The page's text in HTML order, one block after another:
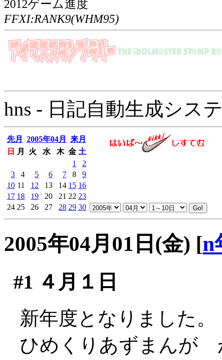
2012ゲーム進度
FFXI:RANK9(WHM95)
hns - 日記自動生成シス
先月 2005年04月
来月
日
月 火 水 木 金 土
1
2
3
4 5 6 7 8
9
10 11 12 13 14 15 16
17 18 19 20 21 22 23
24 25 26 27 28 29 30
2005年04月01日(金) [n
#1 ４月１日
新年度となりました。
ひめくりあずまん